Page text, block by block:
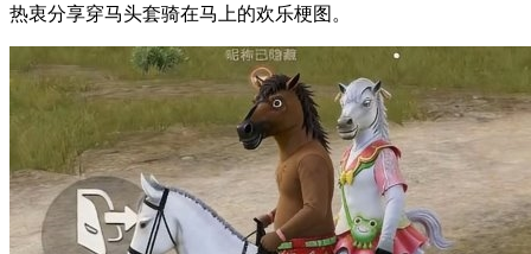
热衷分享穿马头套骑在马上的欢乐梗图。